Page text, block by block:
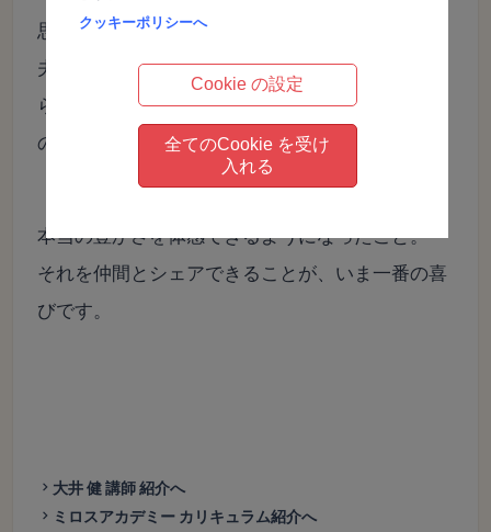
思い込みや誤解で見ていた人生から解放され、元
夫からも、父親からも愛されていたこと、最初か
ら何も問題がなかったこともわかり、人生そのも
のが再生されていきます。
本当の豊かさを体感できるようになったこと。
それを仲間とシェアできることが、いま一番の喜
びです。
大井 健 講師 紹介へ
ミロスアカデミー カリキュラム紹介へ
クッキーポリシーへ
Cookie の設定
全てのCookie を受け
入れる